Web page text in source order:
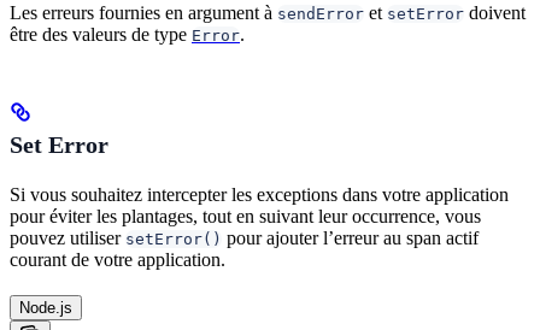
Les erreurs fournies en argument à sendError et setError doivent
être des valeurs de type Error.
Set Error
Si vous souhaitez intercepter les exceptions dans votre application
pour éviter les plantages, tout en suivant leur occurrence, vous
pouvez utiliser setError() pour ajouter l’erreur au span actif
courant de votre application.
Node.js